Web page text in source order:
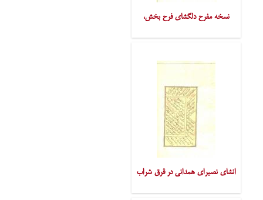
نسخه مفرح دلگشای فرح بخش،
انشای نصیرای همدانی در قرق شراب